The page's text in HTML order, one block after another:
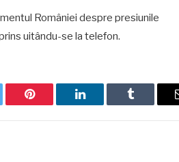
României despre presiunile
uitându-se la telefon.
Pinterest LinkedIn Tumblr